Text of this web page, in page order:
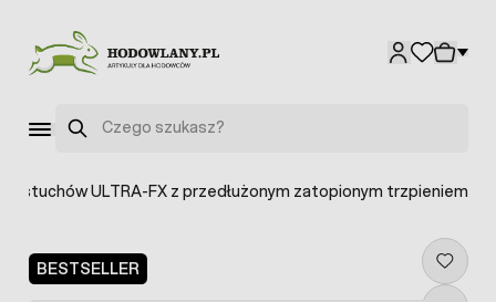
Szukaj
ULTRA-FX z przedłużonym zatopionym trzpieniem
BESTSELLER